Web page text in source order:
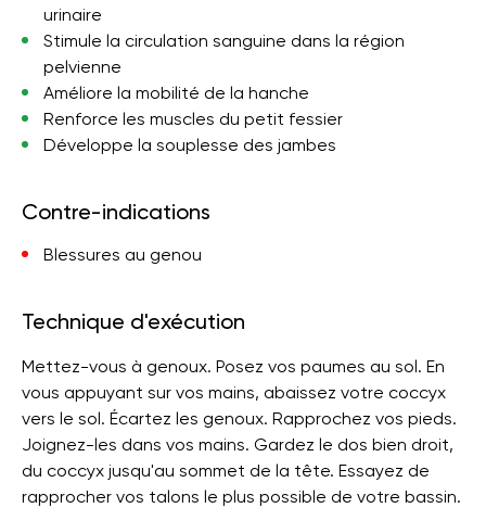
urinaire
Stimule la circulation sanguine dans la région
pelvienne
Améliore la mobilité de la hanche
Renforce les muscles du petit fessier
Développe la souplesse des jambes
Contre-indications
Blessures au genou
Technique d'exécution
Mettez-vous à genoux. Posez vos paumes au sol. En
vous appuyant sur vos mains, abaissez votre coccyx
vers le sol. Écartez les genoux. Rapprochez vos pieds.
Joignez-les dans vos mains. Gardez le dos bien droit,
du coccyx jusqu'au sommet de la tête. Essayez de
rapprocher vos talons le plus possible de votre bassin.